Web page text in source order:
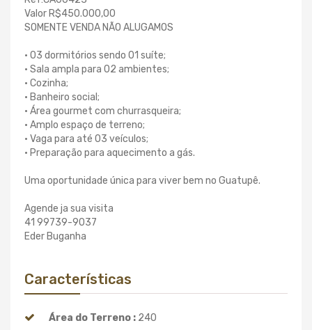
Valor R$450.000,00
SOMENTE VENDA NÃO ALUGAMOS
• 03 dormitórios sendo 01 suíte;
• Sala ampla para 02 ambientes;
• Cozinha;
• Banheiro social;
• Área gourmet com churrasqueira;
• Amplo espaço de terreno;
• Vaga para até 03 veículos;
• Preparação para aquecimento a gás.
Uma oportunidade única para viver bem no Guatupê.
Agende ja sua visita
41 99739-9037
Eder Buganha
Características
Área do Terreno : 240